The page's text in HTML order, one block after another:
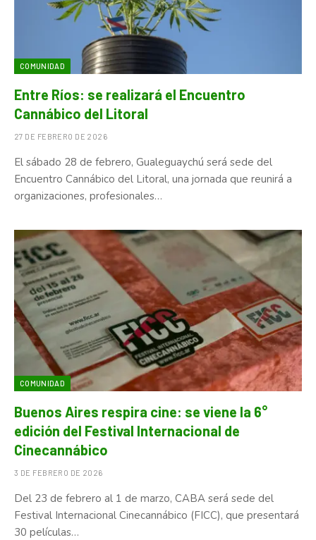
COMUNIDAD
Entre Ríos: se realizará el Encuentro
Cannábico del Litoral
27 DE FEBRERO DE 2026
El sábado 28 de febrero, Gualeguaychú será sede del
Encuentro Cannábico del Litoral, una jornada que reunirá a
organizaciones, profesionales…
COMUNIDAD
Buenos Aires respira cine: se viene la 6°
edición del Festival Internacional de
Cinecannábico
3 DE FEBRERO DE 2026
Del 23 de febrero al 1 de marzo, CABA será sede del
Festival Internacional Cinecannábico (FICC), que presentará
30 películas…